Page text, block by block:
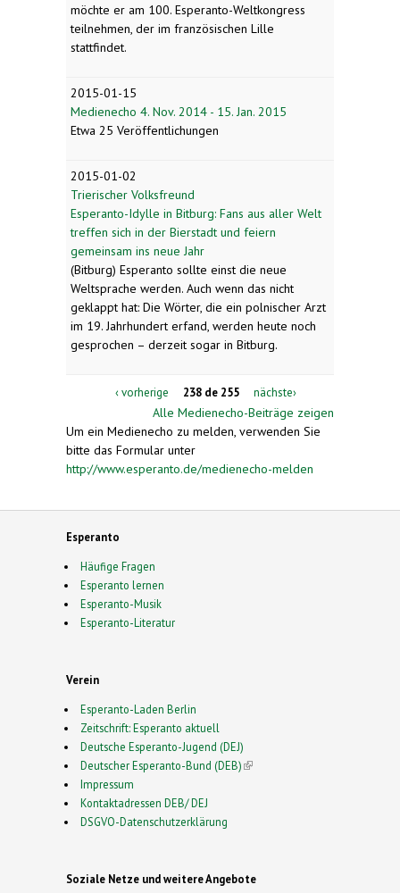
möchte er am 100. Esperanto-Weltkongress
teilnehmen, der im französischen Lille
stattfindet.
2015-01-15
Medienecho 4. Nov. 2014 - 15. Jan. 2015
Etwa 25 Veröffentlichungen
2015-01-02
Trierischer Volksfreund
Esperanto-Idylle in Bitburg: Fans aus aller Welt
treffen sich in der Bierstadt und feiern
gemeinsam ins neue Jahr
(Bitburg) Esperanto sollte einst die neue
Weltsprache werden. Auch wenn das nicht
geklappt hat: Die Wörter, die ein polnischer Arzt
im 19. Jahrhundert erfand, werden heute noch
gesprochen – derzeit sogar in Bitburg.
‹ vorherige 238 de 255 nächste›
Alle Medienecho-Beiträge zeigen
Um ein Medienecho zu melden, verwenden Sie
bitte das Formular unter
http://www.esperanto.de/medienecho-melden
Esperanto
Häufige Fragen
Esperanto lernen
Esperanto-Musik
Esperanto-Literatur
Verein
Esperanto-Laden Berlin
Zeitschrift: Esperanto aktuell
Deutsche Esperanto-Jugend (DEJ)
Deutscher Esperanto-Bund (DEB)(link is external)
Impressum
Kontaktadressen DEB/ DEJ
DSGVO-Datenschutzerklärung
Soziale Netze und weitere Angebote